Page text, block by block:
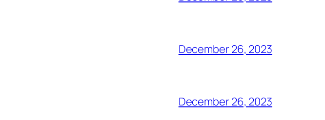
December 26, 2023
December 26, 2023